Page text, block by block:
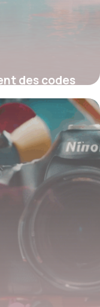
des codes
au